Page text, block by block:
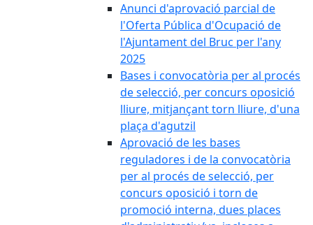
Anunci d'aprovació parcial de
l'Oferta Pública d'Ocupació de
l'Ajuntament del Bruc per l'any
2025
Bases i convocatòria per al procés
de selecció, per concurs oposició
lliure, mitjançant torn lliure, d'una
plaça d'agutzil
Aprovació de les bases
reguladores i de la convocatòria
per al procés de selecció, per
concurs oposició i torn de
promoció interna, dues places